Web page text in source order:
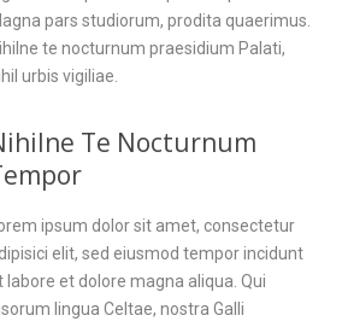
pars studiorum, prodita quaerimus.
te nocturnum praesidium Palati,
urbis vigiliae.
Te Nocturnum
ipsum dolor sit amet, consectetur
elit, sed eiusmod tempor incidunt
labore et dolore magna aliqua. Qui
lingua Celtae, nostra Galli